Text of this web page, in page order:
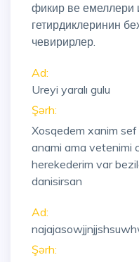
фикир ве емеллери
гетирдиклеринин
чевирирлер.
Ad:
Ureyi yaralı gulu
Şərh:
Xosqedem xanim
anami ama vetenimi
herekederim var
danisirsan
Ad:
Şərh: